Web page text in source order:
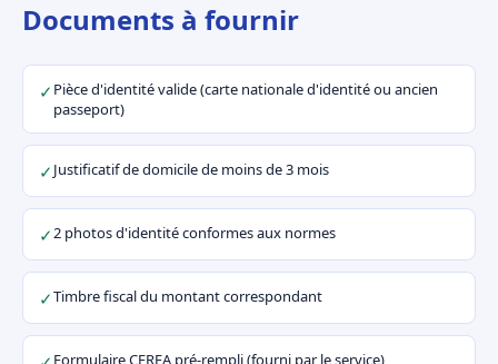
Documents à fournir
✓ Pièce d'identité valide (carte nationale d'identité ou ancien
passeport)
✓Justificatif de domicile de moins de 3 mois
✓2 photos d'identité conformes aux normes
✓Timbre fiscal du montant correspondant
Formulaire CERFA pré-rempli (fourni par le service)